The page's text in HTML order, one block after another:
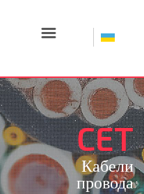
☰
CET
Кабели
провода